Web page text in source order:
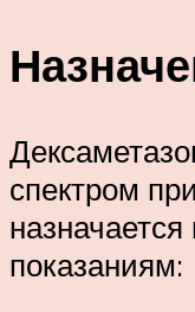
спектром
показаниям: